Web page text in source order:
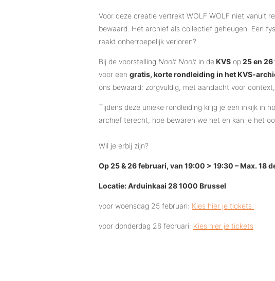
Voor deze creatie vertrekt WOLF WOLF niet vanuit
bewaard. Het archief als collectief geheugen. Een
raakt onherroepelijk verloren?
Bij de voorstelling Nooit Nooit in deKVS op25 en
voor een gratis, korte rondleiding in het KVS-
ons bewaard: zorgvuldig, met aandacht voor
Tijdens deze unieke rondleiding krijg je een inkijk in
archief terecht, hoe bewaren we het en kan je het
Wil je erbij zijn?
Op 25 & 26 februari, van 19:00 > 19:30 – Max. 18
Locatie: Arduinkaai 28 1000 Brussel
voor woensdag 25 februari: Kies hier je tickets
voor donderdag 26 februari: Kies hier je tickets